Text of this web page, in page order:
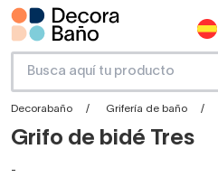
Decorabaño Grifería de baño
Grifo de bidé Tres
-